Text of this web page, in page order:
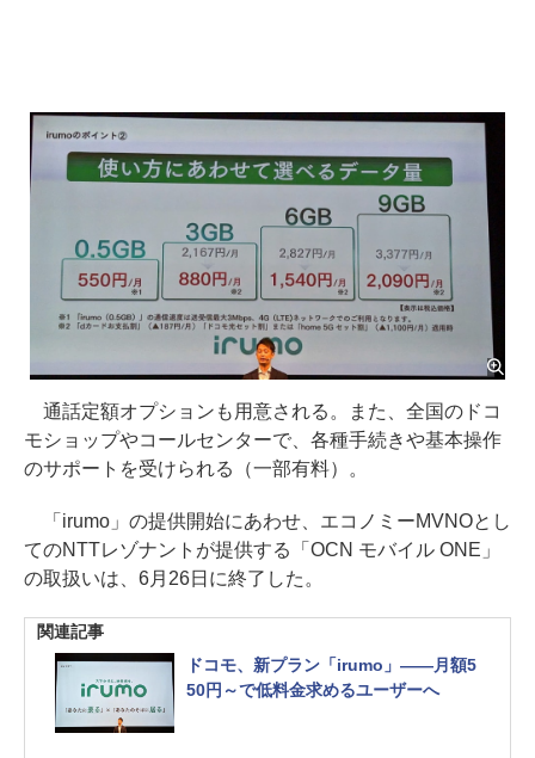
通話定額オプションも用意される。また、全国のドコ
モショップやコールセンターで、各種手続きや基本操作
のサポートを受けられる（一部有料）。
「irumo」の提供開始にあわせ、エコノミーMVNOとし
てのNTTレゾナントが提供する「OCN モバイル ONE」
の取扱いは、6月26日に終了した。
関連記事
ドコモ、新プラン「irumo」――月額5
50円～で低料金求めるユーザーへ